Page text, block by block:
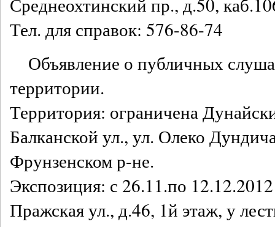
Тел. для справок: 576-86-74
Объявление о публичных
территории.
Территория: ограничена
Балканской ул., ул. Олеко
Фрунзенском р-не.
Экспозиция: с 26.11.по
Пражская ул., д.46, 1й этаж, у